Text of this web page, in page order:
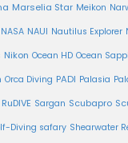
Marselia Star Meikon
NASA NAUI Nautilus Explorer
Nikon Ocean HD Ocean
Orca Diving PADI Palasia
RuDIVE Sargan Scubapro
Diving safary Shearwater